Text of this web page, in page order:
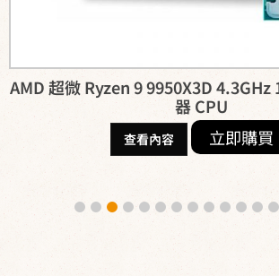
9 9950X3D 4.3GHz 16核心 中央
器 CPU
立即購買